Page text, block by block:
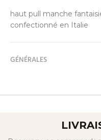
haut pull manche
confectionné en Italie
GÉNÉRALES